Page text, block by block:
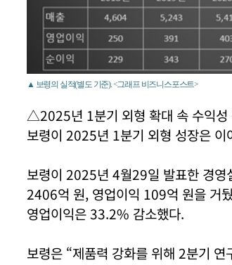
▲ 보령의 실적(별도 기준). <그래프 비즈니스포스트>
△2025년 1분기 외형 확대 속 수익성
보령이 2025년 1분기 외형 성장은 이
보령이 2025년 4월29일 발표한 경영
2406억 원, 영업이익 109억 원을 거
영업이익은 33.2% 감소했다.
보령은 “제품력 강화를 위해 2분기